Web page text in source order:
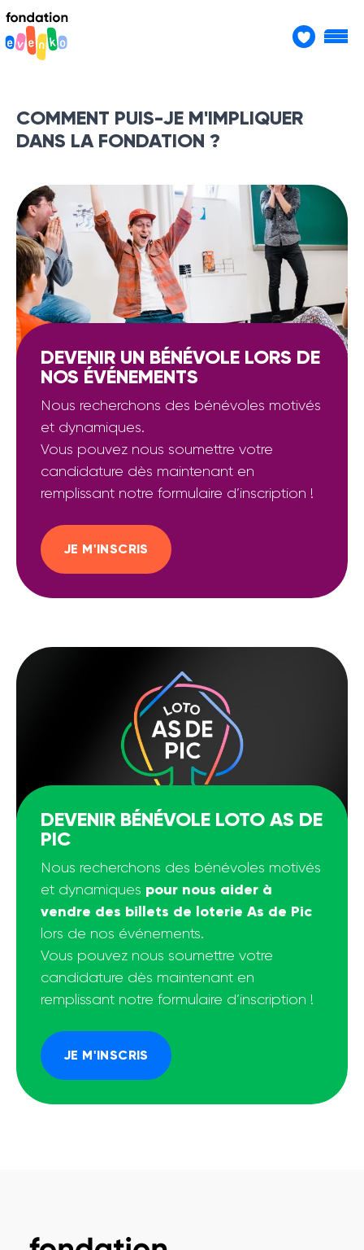
COMMENT PUIS-JE M'IMPLIQUER
DANS LA FONDATION ?
DEVENIR UN BÉNÉVOLE LORS DE
NOS ÉVÉNEMENTS
Nous recherchons des bénévoles motivés
et dynamiques.
Vous pouvez nous soumettre votre
candidature dès maintenant en
remplissant notre formulaire d’inscription !
JE M'INSCRIS
DEVENIR BÉNÉVOLE LOTO AS DE
PIC
Nous recherchons des bénévoles motivés
et dynamiques pour nous aider à
vendre des billets de loterie As de Pic
lors de nos événements.
Vous pouvez nous soumettre votre
candidature dès maintenant en
remplissant notre formulaire d’inscription !
JE M'INSCRIS